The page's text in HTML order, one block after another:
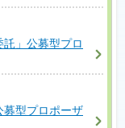
託」公募型プロ
募型プロポーザ